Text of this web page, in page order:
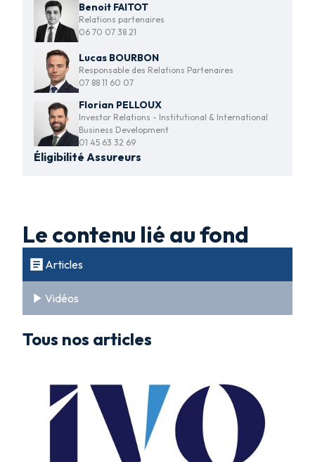
Benoit FAITOT
Relations partenaires
06 70 07 38 21
Lucas BOURBON
Responsable des Relations Partenaires
07 88 11 60 07
Florian PELLOUX
Investor Relations - Institutional & International
Business Development
01 45 63 32 69
Éligibilité Assureurs
Le contenu lié au fond
Articles
Vidéos
Tous nos articles